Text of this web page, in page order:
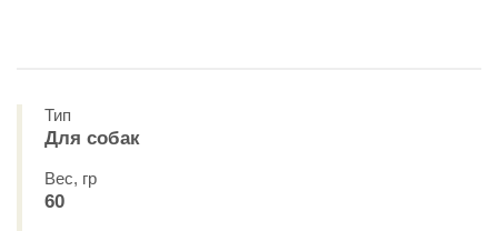
Тип
Для собак
Вес, гр
60